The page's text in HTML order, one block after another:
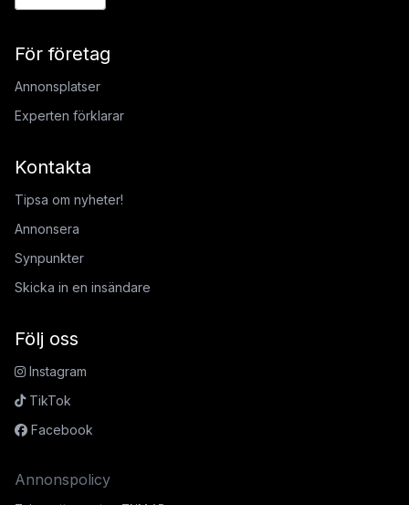
För företag
Annonsplatser
Experten förklarar
Kontakta
Tipsa om nyheter!
Annonsera
Synpunkter
Skicka in en insändare
Följ oss
Instagram
TikTok
Facebook
Annonspolicy